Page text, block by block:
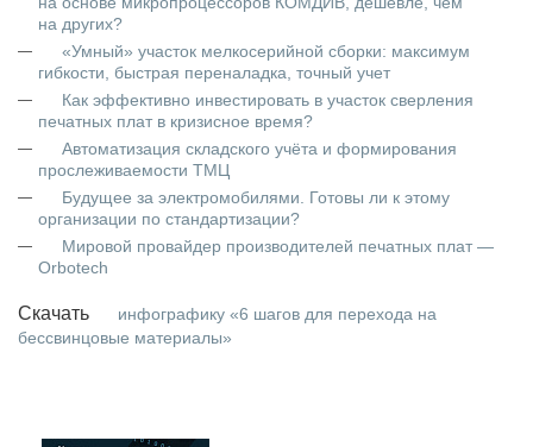
на других?
«Умный» участок мелкосерийной сборки: максимум
гибкости, быстрая переналадка, точный учет
Как эффективно инвестировать в участок сверления
печатных плат в кризисное время?
Автоматизация складского учёта и формирования
прослеживаемости ТМЦ
Будущее за электромобилями. Готовы ли к этому
организации по стандартизации?
Мировой провайдер производителей печатных плат —
Orbotech
Скачать
инфографику «6 шагов для перехода на
бессвинцовые материалы»